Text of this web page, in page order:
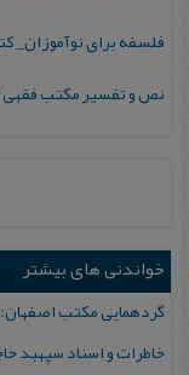
فلسفه برای نوآموزان_
نص و تفسیر مکتب فقهی
خواندنی های بیشتر
گردهمایی مکتب
خاطرات‌ و اسناد سپهبد